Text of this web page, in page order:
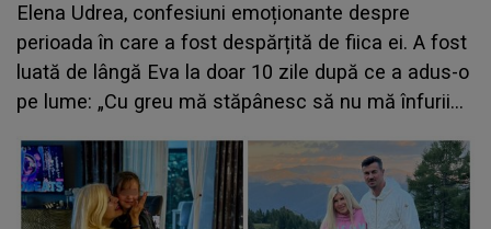
Elena Udrea, confesiuni emoționante despre
perioada în care a fost despărțită de fiica ei. A fost
luată de lângă Eva la doar 10 zile după ce a adus-o
pe lume: „Cu greu mă stăpânesc să nu mă înfurii